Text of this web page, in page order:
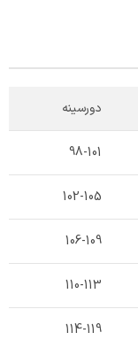
دورسینه
98-101
102-105
106-109
110-113
114-119